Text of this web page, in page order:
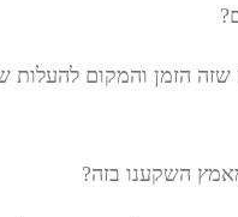
שזה הזמן והמקום להעלות
השקענו בזה?